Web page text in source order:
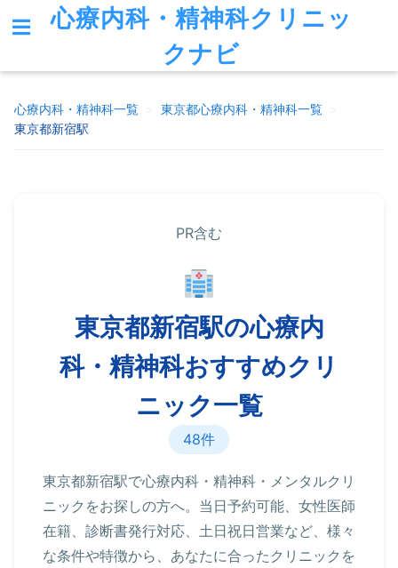
心療内科・精神科クリニッ
クナビ
心療内科・精神科一覧 東京都心療内科・精神科一覧
東京都新宿駅
PR含む
東京都新宿駅の心療内
科・精神科おすすめクリ
ニック一覧
48件
東京都新宿駅で心療内科・精神科・メンタルクリ
ニックをお探しの方へ。当日予約可能、女性医師
在籍、診断書発行対応、土日祝日営業など、様々
な条件や特徴から、あなたに合ったクリニックを